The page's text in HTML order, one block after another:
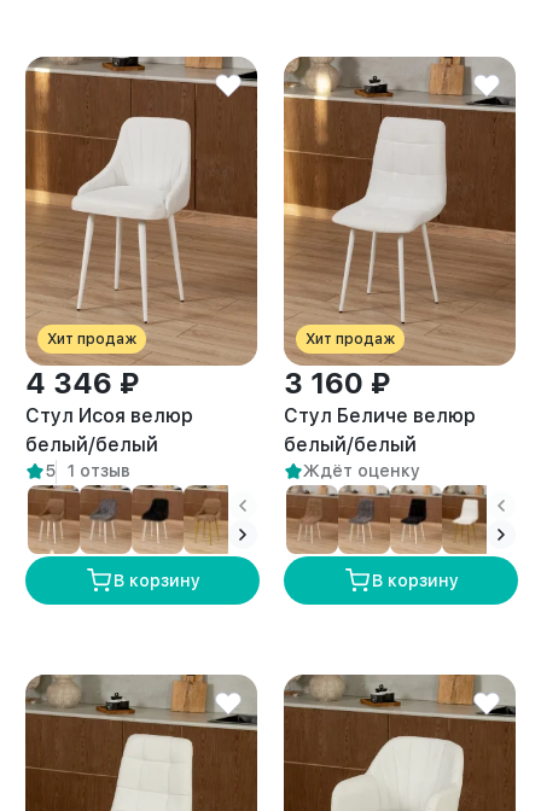
Хит продаж
4 346 ₽
Стул Исоя велюр
белый/белый
5 1 отзыв
В корзину
Хит продаж
3 160 ₽
Стул Беличе велюр
белый/белый
Ждёт оценку
В корзину